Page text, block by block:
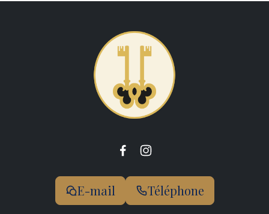
E-mail Téléphone